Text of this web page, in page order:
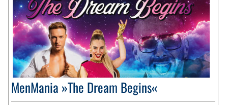
MenMania »The Dream Begins«